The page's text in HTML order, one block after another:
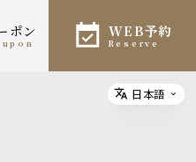
ーポン WEB予約
reserve
Select
日本語